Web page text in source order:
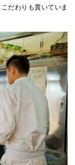
だわりも貫いていま